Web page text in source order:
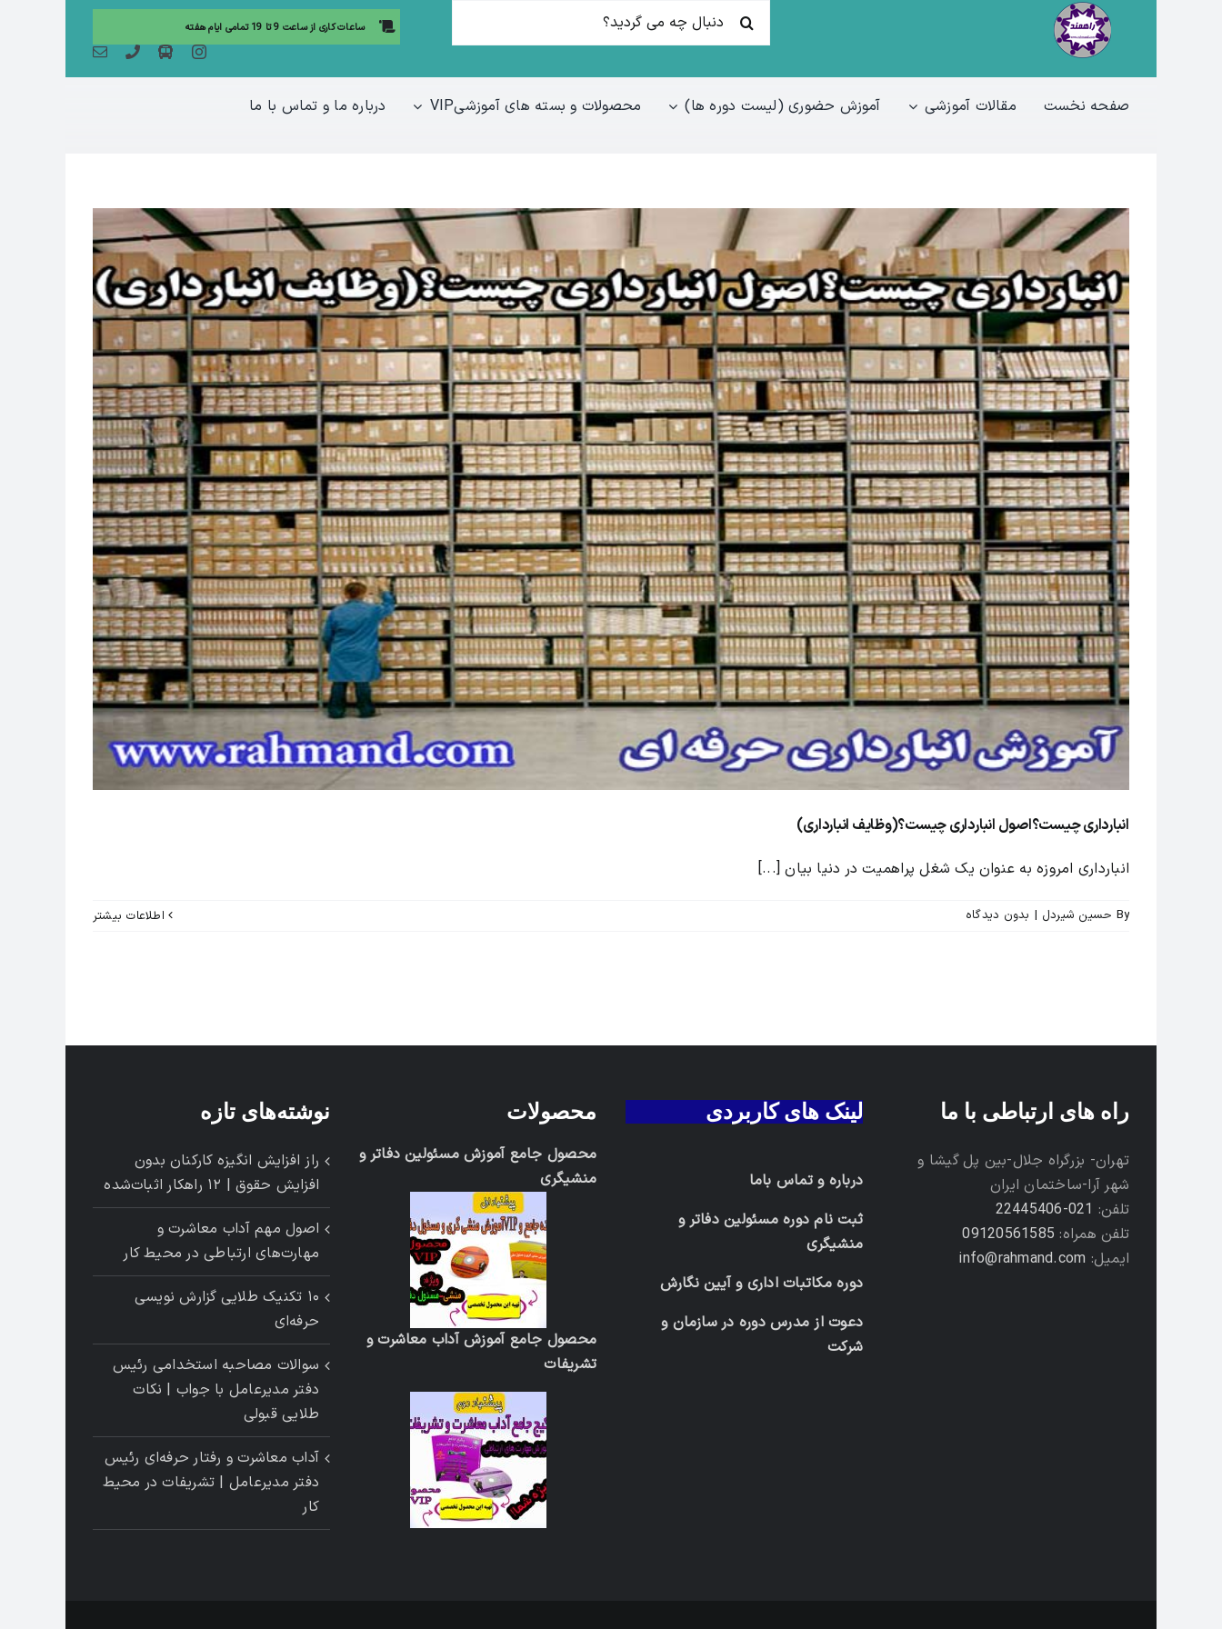
جستجو
برای:
ساعات کاری از ساعت 9 تا 19 تمامی ایام هفته
صفحه نخست مقالات آموزشی آموزش حضوری (لیست دوره ها) محصولات و بسته های آموزشیVIP درباره ما و تماس با ما
انبارداری چیست؟اصول انبارداری چیست؟(وظایف انبارداری)
انبارداری امروزه به عنوان یک شغل پراهمیت در دنیا بیان [...]
By حسین شیردل | بدون ديدگاه اطلاعات بیشتر
راه های ارتباطی با ما
تهران- بزرگراه جلال-بین پل گیشا و
شهر آرا-ساختمان ایران
تلفن: 021-22445406
تلفن همراه: 09120561585
ایمیل: info@rahmand.com
لینک های کاربردی
درباره و تماس باما
ثبت نام دوره مسئولین دفاتر و
منشیگری
دوره مکاتبات اداری و آیین نگارش
دعوت از مدرس دوره در سازمان و
شرکت
محصولات
محصول جامع آموزش مسئولین دفاتر و
منشیگری
محصول جامع آموزش آداب معاشرت و
تشریفات
نوشته‌های تازه
راز افزایش انگیزه کارکنان بدون
افزایش حقوق | ۱۲ راهکار اثبات‌شده
اصول مهم آداب معاشرت و
مهارت‌های ارتباطی در محیط کار
۱۰ تکنیک طلایی گزارش ‌نویسی
حرفه‌ای
سوالات مصاحبه استخدامی رئیس
دفتر مدیرعامل با جواب | نکات
طلایی قبولی
آداب معاشرت و رفتار حرفه‌ای رئیس
دفتر مدیرعامل | تشریفات در محیط
کار